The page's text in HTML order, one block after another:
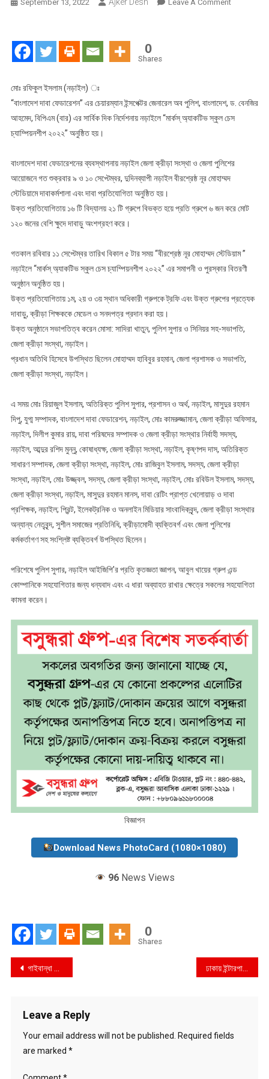
September 13, 2022 Leave A Comment
২০২২”
0
Shares
মোঃ রফিকুল ইসলাম (নড়াইল) ঃ
“বাংলাদেশ দাবা ফেডারেশন” এর চেয়ারম্যান ইন্সপেক্টর জেনারেল অব পুলিশ, বাংলাদেশ, ড. বেনজির
আহমেদ, বিপিএম (বার) এর সার্বিক দিক নির্দেশনায় নড়াইলে “মার্কস্ অ্যাকটিভ স্কুল চেস
চ্যাম্পিয়নশীপ ২০২২” অনুষ্ঠিত হয়।
বাংলাদেশ দাবা ফেডারেশনের ব্যবস্থাপনায় নড়াইল জেলা ক্রীড়া সংস্থা ও জেলা পুলিশের
আয়োজনে গত শুক্রবার ৯ ও ১০ সেপ্টেম্বর, দুদিনব্যাপী নড়াইল বীরশ্রেষ্ঠ নূর মোহাম্মদ
স্টেডিয়ামে দাবাকর্মশালা এবং দাবা প্রতিযোগিতা অনুষ্ঠিত হয়।
উক্ত প্রতিযোগিতায় ১৬ টি বিদ্যালয় ২১ টি গ্রুপে বিভক্ত হয়ে প্রতি গ্রুপে ৬ জন করে মোট
১২০ জনের বেশি ক্ষুদে দাবাড়ু অংশগ্রহণ করে।
গতকাল রবিবার ১১ সেপ্টেম্বর তারিখ বিকাল ৫ টার সময় “বীরশ্রেষ্ঠ নূর মোহাম্মদ স্টেডিয়াম ”
নড়াইলে “মার্কস্ অ্যাকটিভ স্কুল চেস চ্যাম্পিয়নশীপ ২০২২” এর সমাপনী ও পুরস্কার বিতরণী
অনুষ্ঠান অনুষ্ঠিত হয়।
উক্ত প্রতিযোগিতায় ১ম, ২য় ও ৩য় স্থান অধিকারী গ্রুপকে ট্রফি এবং উক্ত গ্রুপের প্রত্যেক
দাবাড়ু, ক্রীড়া শিক্ষককে মেডেল ও সনদপত্র প্রদান করা হয়।
উক্ত অনুষ্ঠানে সভাপতিত্ব করেন মোসা: সাদিরা খাতুন, পুলিশ সুপার ও সিনিয়র সহ-সভাপতি,
জেলা ক্রীড়া সংস্থা, নড়াইল।
প্রধান অতিথি হিসেবে উপস্থিত ছিলেন মোহাম্মদ হাবিবুর রহমান, জেলা প্রশাসক ও সভাপতি,
জেলা ক্রীড়া সংস্থা, নড়াইল।
এ সময় মোঃ রিয়াজুল ইসলাম, অতিরিক্ত পুলিশ সুপার, প্রশাসন ও অর্থ, নড়াইল, মাসুদুর রহমান
দিপু, যুগ্ম সম্পাদক, বাংলাদেশ দাবা ফেডারেশন, নড়াইল, মোঃ কামরুজ্জামান, জেলা ক্রীড়া অফিসার,
নড়াইল, দিলীপ কুমার রায়, দাবা পরিষদের সম্পাদক ও জেলা ক্রীড়া সংস্থার নির্বাহী সদস্য,
নড়াইল, আব্দুর রশিদ মুন্নু, কোষাধ্যক্ষ, জেলা ক্রীড়া সংস্থা, নড়াইল, কৃষ্ণপদ দাস, অতিরিক্ত
সাধারণ সম্পাদক, জেলা ক্রীড়া সংস্থা, নড়াইল, মোঃ রাজিবুল ইসলাম, সদস্য, জেলা ক্রীড়া
সংস্থা, নড়াইল, মোঃ উজ্জ্বল, সদস্য, জেলা ক্রীড়া সংস্থা, নড়াইল, মোঃ রবিউল ইসলাম, সদস্য,
জেলা ক্রীড়া সংস্থা, নড়াইল, মাসুদুর রহমান মানস, দাবা রেটিং প্রাপ্ত খেলোয়াড় ও দাবা
প্রশিক্ষক, নড়াইল; প্রিন্ট, ইলেকট্রনিক ও অনলাইন মিডিয়ার সাংবাদিকবৃন্দ, জেলা ক্রীড়া সংস্থার
অন্যান্য নেতৃবৃন্দ, সুশীল সমাজের প্রতিনিধি, ক্রীড়ামোদী ব্যক্তিবর্গ এবং জেলা পুলিশের
কর্মকর্তাগণ সহ সংশ্লিষ্ট ব্যক্তিবর্গ উপস্থিত ছিলেন।
পরিশেষে পুলিশ সুপার, নড়াইল আইজিপি’র প্রতি কৃতজ্ঞতা জ্ঞাপন, আবুল খায়ের গ্রুপ এন্ড
কোম্পানিকে সহযোগিতার জন্য ধন্যবাদ এবং এ ধারা অব্যাহত রাখার ক্ষেত্রে সকলের সহযোগিতা
কামনা করেন।
বিজ্ঞাপন
Download News PhotoCard (1080×1080)
96News Views
0
Shares
Post
গাইবান্ধা উপজেলা ভূমি অফিসের তহশিলদার ও রেলওয়ের অফিসে অনিয়মের অভিযোগে দুদকের অভিযান ঢাকায় ইন্টারপা সম্মেলন শুরু
Leave a Reply
Your email address will not be published. Required fields
are marked *